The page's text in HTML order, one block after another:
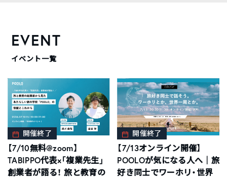
EVENT
イベント一覧
開催終了
【7/10無料@zoom】
TABIPPO代表×「複業先生」
創業者が語る！ 旅と教育の
開催終了
【7/13オンライン開催】
POOLOが気になる人へ｜旅
好き同士でワーホリ・世界